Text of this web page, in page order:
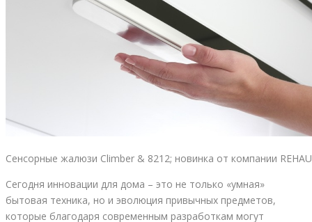
Сенсорные жалюзи Climber & 8212; новинка от компании REHAU
Сегодня инновации для дома – это не только «умная»
бытовая техника, но и эволюция привычных предметов,
которые благодаря современным разработкам могут